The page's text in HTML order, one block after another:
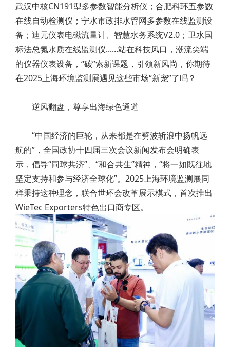
武汉中核CN191型多参数智能分析仪；合肥科环五参数
在线自动检测仪；宁水市政排水管网多参数在线监测设
备；迪元仪表电磁流量计、智慧水务系统V2.0；卫水国
标法总氮水质在线监测仪......站在科技风口，潮流尖端
的仪器仪表设备，“碳”索新课题，引领新风尚，你期待
在2025上海环境监测展遇见这些市场“新宠”了吗？
逆风翻盘，尊享出海绿色通道
“中国经济的巨轮，从来都是在劈波斩浪中扬帆远
航的”，全国政协十四届三次会议新闻发布会明确表
示，倡导“同球共济”、“和合共生”精神，“将一如既往地
坚定支持和参与经济全球化”。2025上海环境监测展同
样秉持这种理念，联合世环会改革展示模式，首次推出
WieTec Exporters特色出口商专区。